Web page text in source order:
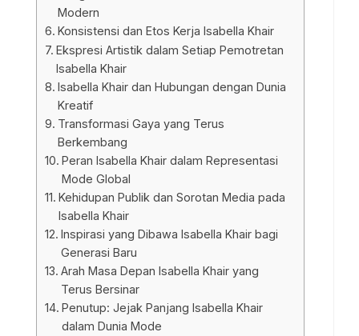
Modern
Konsistensi dan Etos Kerja Isabella Khair
Ekspresi Artistik dalam Setiap Pemotretan
Isabella Khair
Isabella Khair dan Hubungan dengan Dunia
Kreatif
Transformasi Gaya yang Terus
Berkembang
Peran Isabella Khair dalam Representasi
Mode Global
Kehidupan Publik dan Sorotan Media pada
Isabella Khair
Inspirasi yang Dibawa Isabella Khair bagi
Generasi Baru
Arah Masa Depan Isabella Khair yang
Terus Bersinar
Penutup: Jejak Panjang Isabella Khair
dalam Dunia Mode